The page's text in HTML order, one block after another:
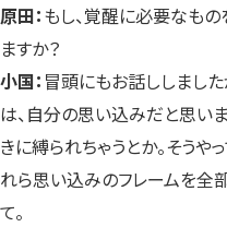
原田：もし、覚醒に必要なも
ますか？
小国： 冒頭にもお話ししました
は、自分の思い込みだと思い
きに縛られちゃうとか。そうや
れら思い込みのフレームを全
て。